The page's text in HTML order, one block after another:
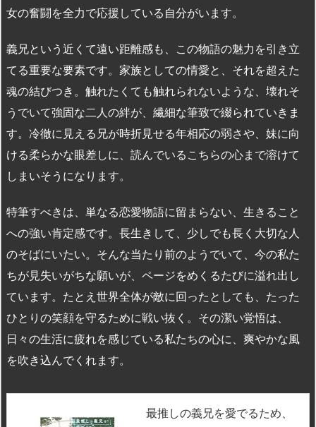
女の奮闘を全力で応援している自分がいます。
義兄という近くて遠い距離感も、この物語の魅力を引き立
てる重要な要素です。家族としての情愛と、それを超えた
魂の結びつき。触れたくても触れられないような、壊れそ
うでいて強固な二人の絆が、繊細な筆致で綴られていきま
す。冷徹に見える兄が時折見せる年相応の弱さや、妹に向
ける柔らかな眼差しに、読んでいるこちらの心まで溶けて
しまいそうになります。
特筆すべきは、単なる恋愛物語に留まらない、生きること
への強い肯定感です。長生きして、少しでも長く大切な人
のそばにいたい。そんな当たり前のようでいて、今の私た
ちが見失いがちな願いが、ページをめくるたびに溢れ出し
ています。たとえ世界全体が敵に回ったとしても、たった
ひとりの笑顔を守るために戦い抜く。その潔い覚悟は、
日々の生活に疲れを感じている私たちの心に、爽やかな風
を吹き込んでくれます。
最推しの義兄を愛でるため、